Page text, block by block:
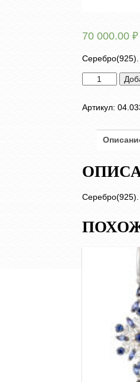
70 000.00 ₽
Количество
товара
Артикул: